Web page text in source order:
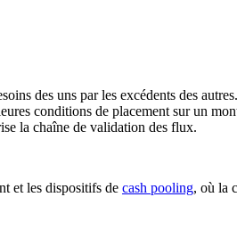
des uns par les excédents des autres.
conditions de placement sur un
la chaîne de validation des flux.
et les dispositifs de cash pooling, où la